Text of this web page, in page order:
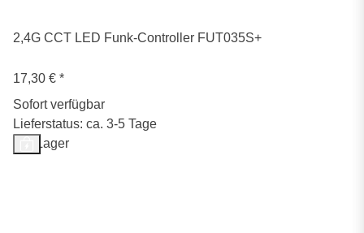
2,4G CCT LED Funk-Controller FUT035S+
17,30 € *
Sofort verfügbar
Lieferstatus: ca. 3-5 Tage
Auf Lager